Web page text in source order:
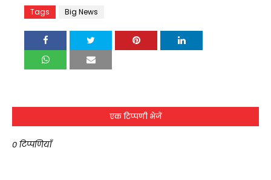
Tags Big News
एक टिप्पणी भेजें
0 टिप्पणियाँ